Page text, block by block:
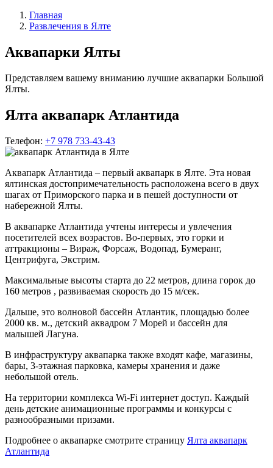
Главная
Развлечения в Ялте
Аквапарки Ялты
Представляем вашему вниманию лучшие аквапарки Большой
Ялты.
Ялта аквапарк Атлантида
Телефон: +7 978 733-43-43
Аквапарк Атлантида – первый аквапарк в Ялте. Эта новая
ялтинская достопримечательность расположена всего в двух
шагах от Приморского парка и в пешей доступности от
набережной Ялты.
В аквапарке Атлантида учтены интересы и увлечения
посетителей всех возрастов. Во-первых, это горки и
аттракционы – Вираж, Форсаж, Водопад, Бумеранг,
Центрифуга, Экстрим.
Максимальные высоты старта до 22 метров, длина горок до
160 метров , развиваемая скорость до 15 м/сек.
Дальше, это волновой бассейн Атлантик, площадью более
2000 кв. м., детский аквадром 7 Морей и бассейн для
малышей Лагуна.
В инфраструктуру аквапарка также входят кафе, магазины,
бары, 3-этажная парковка, камеры хранения и даже
небольшой отель.
На территории комплекса Wi-Fi интернет доступ. Каждый
день детские анимационные программы и конкурсы с
разнообразными призами.
Подробнее о аквапарке смотрите страницу Ялта аквапарк
Атлантида